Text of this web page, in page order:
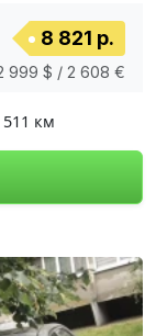
8 821 р.
999 $ / 2 608 €
511 км